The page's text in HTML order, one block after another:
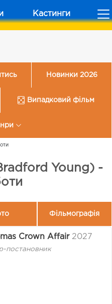
Кастинги
Новинки 2026
Випадковий фільм
Young) -
Фільмографія
Crown Affair 2027
постановник